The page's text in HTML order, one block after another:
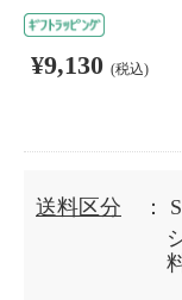
¥9,130 (税込)
送料区分 ： S